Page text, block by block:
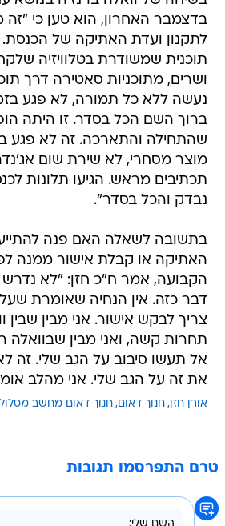
בדצמבר האחרון, הוא טען כי "זה
לתקנון ועדת האתיקה של הכנסת.
תוכנית שמשודרת בטלוויזיה
ושרים, מתוכניות סאטירה דרך
נעשה ללא כל תמורה, לא פגע
ברוך השם הכל בסדר. זו היתה
שהתחילה והתארכה. זה לא פגע
מוצר מסחרי, לא שירת שום
תכתיבים מראש. הגיעו תלונות
נבדק והכל בסדר".
בתשובה לשאלה האם פנה
האתיקה או קבלת אישור ממנה
הקבועה, אמר ח"כ חזן: "לא
דבר כזה. אין הנחיה שאומרת
תחרות קשה, ואני מבין שבוואלה
אל תעשו סיבוב על הגב שלי. זה
את זה על הגב שלי. אני מהלב
אורן חזן חנוך דאום חנוך דאום מחשב
טרם התפרסמו תגובות